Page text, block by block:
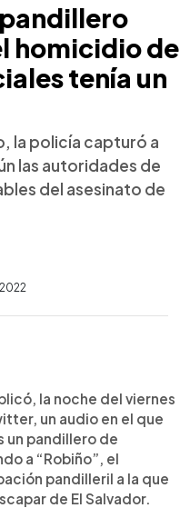
homicidio de
tenía un
la policía capturó a
las autoridades de
del asesinato de
la noche del viernes
un audio en el que
un pandillero de
a “Robiño”, el
pandilleril a la que
de El Salvador.